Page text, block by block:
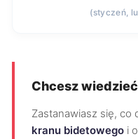
(styczeń,
Chcesz
Zastanawiasz się, co
kranu bidetowego i